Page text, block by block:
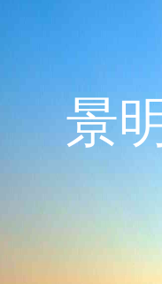
景